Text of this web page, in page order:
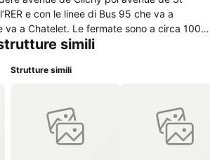
e con le linee di Bus 95 che va a
va a Chatelet. Le fermate sono a circa 100
è nei pressi di Boulevard Périphérique al
strada molto trafficata non influisce
è buono ed i prezzi bassi (73 euro circa
provviste di televisione e zona-
sono fuori dalle stanza. L’hotel, accessibile
simili
Strutture simili